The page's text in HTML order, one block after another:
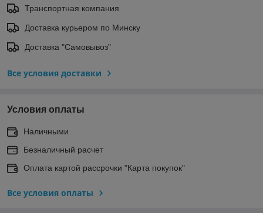
Транспортная компания
Доставка курьером по Минску
Доставка "Самовывоз"
Все условия доставки
Условия оплаты
Наличными
Безналичный расчет
Оплата картой рассрочки "Карта покупок"
Все условия оплаты